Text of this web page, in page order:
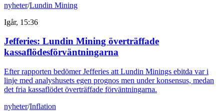
nyheter/Lundin Mining
Igår, 15:36
Jefferies: Lundin Mining överträffade
kassaflödesförväntningarna
Efter rapporten bedömer Jefferies att Lundin Minings ebitda var i
linje med analyshusets egen prognos men under konsensus, medan
det fria kassaflödet överträffade förväntningarna.
nyheter/Inflation